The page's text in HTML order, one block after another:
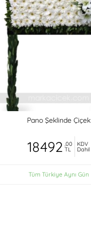
Pano Şeklinde Çiçek
18492 ,00
TL
KDV
Dahil
Tüm Türkiye Aynı Gün